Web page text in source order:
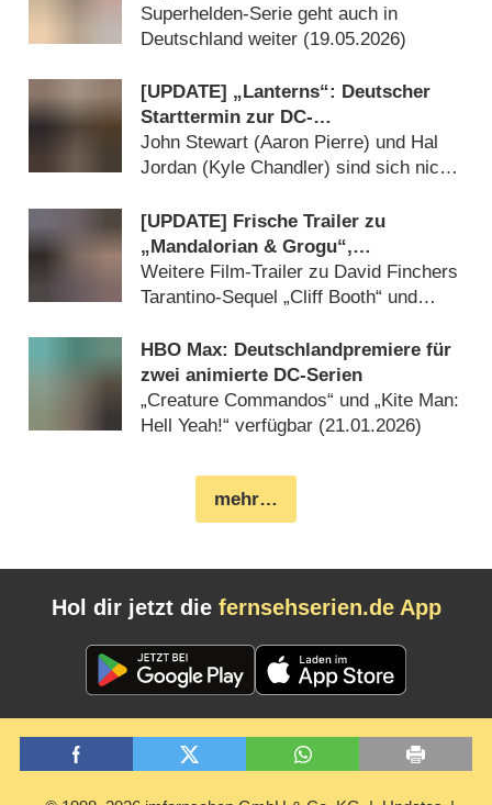
Trailer für dritte Staffel
Superhelden-Serie geht auch in
Deutschland weiter (19.05.2026)
[UPDATE] „Lanterns“: Deutscher
Starttermin zur DC-
Superheldenserie bestätigt
John Stewart (Aaron Pierre) und Hal
Jordan (Kyle Chandler) sind sich nicht
[UPDATE] Frische Trailer zu
„Mandalorian & Grogu“,
„Supergirl’“, „Minions 3“ und
„Super Mario“
Weitere Film-Trailer zu David Finchers
Tarantino-Sequel „Cliff Booth“ und
(17.02.2026)
HBO Max: Deutschlandpremiere für
zwei animierte DC-Serien
„Creature Commandos“ und „Kite Man:
Hell Yeah!“ verfügbar (21.01.2026)
mehr…
Hol dir jetzt die fernsehserien.de App